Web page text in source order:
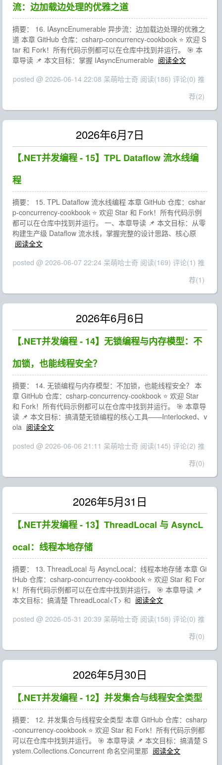
流：边加载边处理的优雅之道
摘要： 16. IAsyncEnumerable 异步流：边加载边处理的优雅之
道 本章 GitHub 仓库：csharp-concurrency-cookbook ⭐ 欢迎 S
tar 和 Fork！所有代码示例都可以在仓库中找到并运行。 🎯 本
章导读 📌 本文目标：掌握 IAsyncEnumerable 阅读全文
posted @ 2026-06-14 22:08 呆萌哈士奇 阅读(186) 评论(0) 推
荐(2)
2026年6月7日
【.NET并发编程 - 15】TPL Dataflow 流水线编
程
摘要： 15. TPL Dataflow 流水线编程 本章 GitHub 仓库：cshar
p-concurrency-cookbook ⭐ 欢迎 Star 和 Fork！所有代码示例
都可以在仓库中找到并运行。 一、本章导读 📌 本文目标：从零
构建生产级 Dataflow 流水线，掌握完整的设计思路、核心原
阅读全文
posted @ 2026-06-07 22:24 呆萌哈士奇 阅读(169) 评论(1) 推
荐(1)
2026年6月6日
【.NET并发编程 - 14】无锁编程与内存模型：不
加锁，也能线程安全？
摘要： 14. 无锁编程与内存模型：不加锁，也能线程安全？ 本
章 GitHub 仓库：csharp-concurrency-cookbook ⭐ 欢迎 Star
和 Fork！所有代码示例都可以在仓库中找到并运行。 🎯 本章导
读 📌 本文目标：搞清楚无锁编程的核心工具——Interlocked、v
ola 阅读全文
posted @ 2026-06-06 21:11 呆萌哈士奇 阅读(145) 评论(2) 推
荐(0)
2026年5月31日
【.NET并发编程 - 13】ThreadLocal 与 AsyncL
ocal：线程本地存储
摘要： 13. ThreadLocal 与 AsyncLocal：线程本地存储 本章 Gi
tHub 仓库：csharp-concurrency-cookbook ⭐ 欢迎 Star 和 For
k！所有代码示例都可以在仓库中找到并运行。 🎯 本章导读 📌
本文目标：搞清楚 ThreadLocal<T> 和 阅读全文
posted @ 2026-05-31 20:39 呆萌哈士奇 阅读(158) 评论(0) 推
荐(0)
2026年5月30日
【.NET并发编程 - 12】并发集合与线程安全类型
摘要： 12. 并发集合与线程安全类型 本章 GitHub 仓库：csharp
-concurrency-cookbook ⭐ 欢迎 Star 和 Fork！所有代码示例都
可以在仓库中找到并运行。 🎯 本章导读 📌 本文目标：搞清楚 S
ystem.Collections.Concurrent 命名空间里那 阅读全文